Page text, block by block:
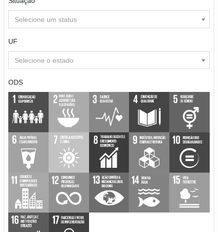
Selecione um status
UF
Selecione o estado
ODS